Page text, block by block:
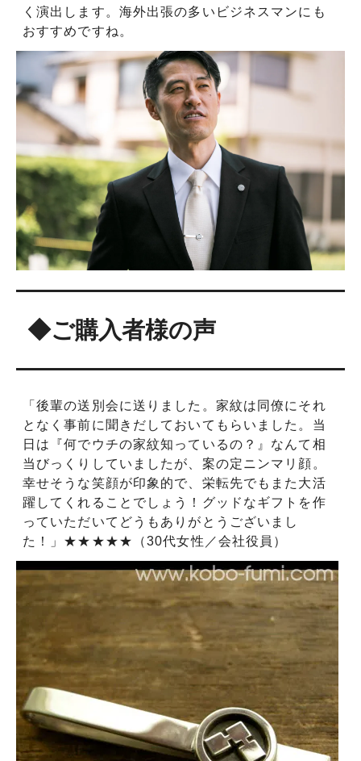
く演出します。海外出張の多いビジネスマンにも
おすすめですね。
◆ご購入者様の声
「後輩の送別会に送りました。家紋は同僚にそれ
となく事前に聞きだしておいてもらいました。当
日は『何でウチの家紋知っているの？』なんて相
当びっくりしていましたが、案の定ニンマリ顔。
幸せそうな笑顔が印象的で、栄転先でもまた大活
躍してくれることでしょう！グッドなギフトを作
っていただいてどうもありがとうございまし
た！」★★★★★（30代女性／会社役員）